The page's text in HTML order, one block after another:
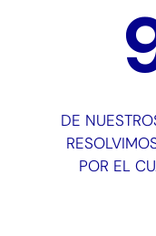
DE
POR EL